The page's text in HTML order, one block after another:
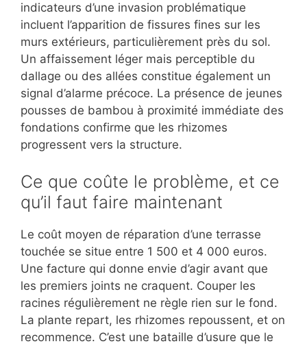
indicateurs d’une invasion problématique
incluent l’apparition de fissures fines sur les
murs extérieurs, particulièrement près du sol.
Un affaissement léger mais perceptible du
dallage ou des allées constitue également un
signal d’alarme précoce. La présence de jeunes
pousses de bambou à proximité immédiate des
fondations confirme que les rhizomes
progressent vers la structure.
Ce que coûte le problème, et ce
qu’il faut faire maintenant
Le coût moyen de réparation d’une terrasse
touchée se situe entre 1 500 et 4 000 euros.
Une facture qui donne envie d’agir avant que
les premiers joints ne craquent. Couper les
racines régulièrement ne règle rien sur le fond.
La plante repart, les rhizomes repoussent, et on
recommence. C’est une bataille d’usure que le